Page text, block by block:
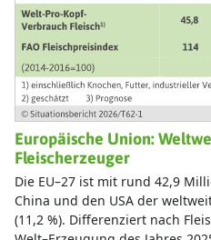
Europäische Union:
Fleischerzeuger
Die EU–27 ist mit rund 42,9
China und den USA der
(11,2 %). Differenziert nach
Welt–Erzeugung des Jahres
Schweinefleisch 17 Prozent, bei
Rindfleisch 8 Prozent sowie bei
Prozent.